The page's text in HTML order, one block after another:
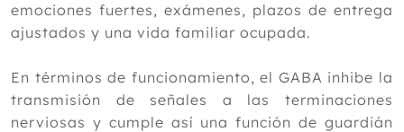
2013
emociones fuertes, exámenes, plazos de entrega
ajustados y una vida familiar ocupada.
En términos de funcionamiento, el GABA inhibe la
transmisión de señales a las terminaciones
nerviosas y cumple así una función de guardián